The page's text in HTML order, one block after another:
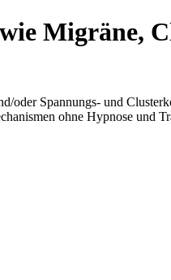
Migräne,
Spannungs- und
ohne Hypnose und